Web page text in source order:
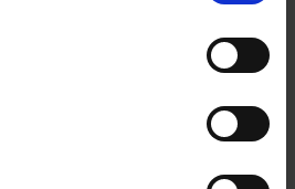
metamòrfica